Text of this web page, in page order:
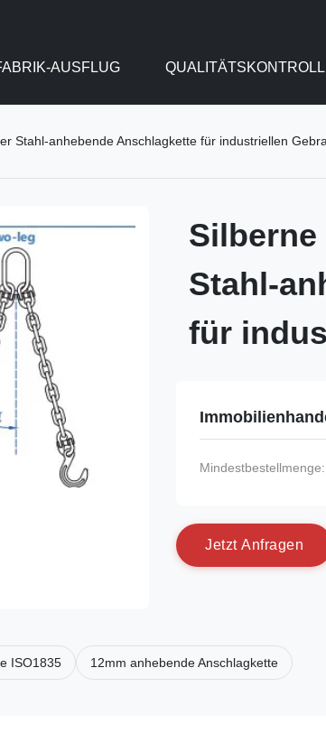
AUSFLUG
Stahl-anhebende Anschlagkette für industriellen
Stahl-
für
Mindestbestellmenge:
Jetzt Anfragen
ISO1835 12mm anhebende Anschlagkette